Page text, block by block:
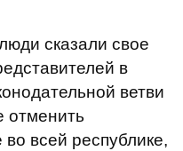
сказали свое
в
ветви
отменить
всей республике,